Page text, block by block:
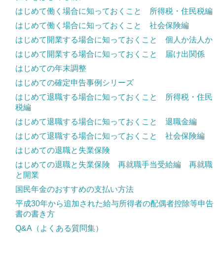
はじめて働く場合に知っておくこと 所得税・住民税編
はじめて働く場合に知っておくこと 社会保険編
はじめて開業する場合に知っておくこと 個人か法人か
はじめて開業する場合に知っておくこと 届け出関係
はじめての年末調整
はじめての確定申告事例シリーズ
はじめて退職する場合に知っておくこと 所得税・住民
税編
はじめて退職する場合に知っておくこと 退職金編
はじめて退職する場合に知っておくこと 社会保険編
はじめての退職と失業保険
はじめての退職と失業保険 再就職手当受給編 再就職
と開業
国民年金のおすすめの支払い方法
平成30年から追加された給与所得者の配偶者控除等申告
書の書き方
Q&A（よくある質問集）